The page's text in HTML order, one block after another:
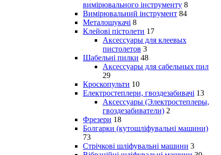
вимірювального інструменту 8
Вимірювальний інструмент 84
Металошукачі 8
Клейові пістолети 17
Аксессуары для клеевых
пистолетов 3
Шабельні пилки 48
Аксессуары для сабельных пил
29
Кроскопульти 10
Електростеплери, гвоздезабивачі 13
Аксессуары (Электростеплеры,
гвоздезабиватели) 2
Фрезери 18
Болгарки (кутошліфувальні машини)
73
Стрічкові шліфувальні машини 3